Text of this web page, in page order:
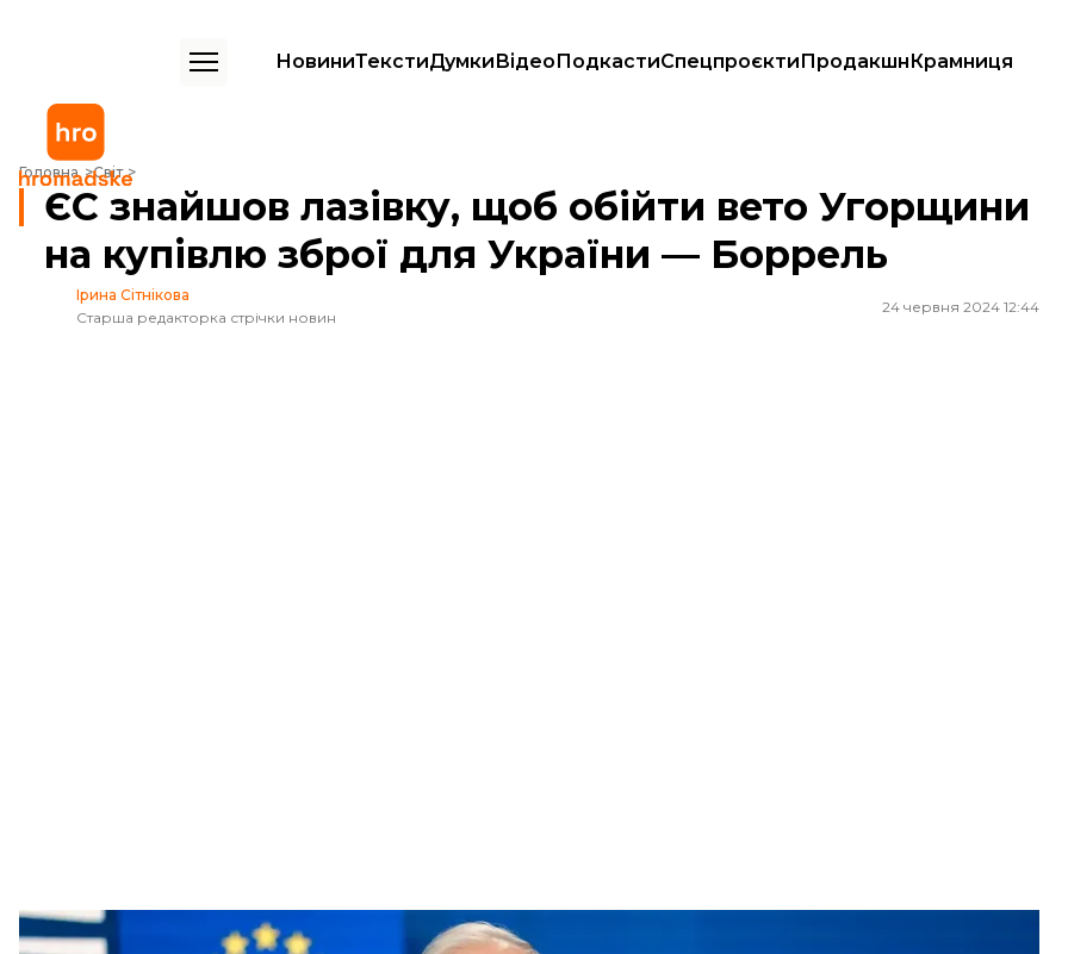
НовиниТекстиДумкиВідеоПодкастиСпецпроєктиПродакшнКрамниця
Головна Світ
ЄС знайшов лазівку, щоб обійти вето Угорщини на купівлю зброї для України — Боррель
ЄС знайшов лазівку, щоб обійти вето Угорщини
на купівлю зброї для України — Боррель
Ірина Сітнікова
Старша редакторка стрічки новин
24 червня 2024 12:44
Високий представник ЄС із закордонних справ і політики безпеки Жозеп Боррель